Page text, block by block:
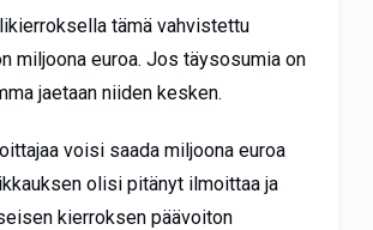
tämä vahvistettu
miljoona euroa. Jos täysosumia on
jaetaan niiden kesken.
voisi saada miljoona euroa
olisi pitänyt ilmoittaa ja
kierroksen päävoiton